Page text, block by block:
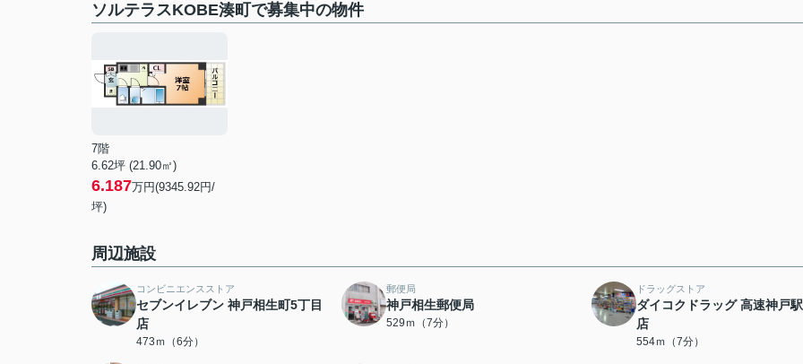
ソルテラスKOBE湊町で募集中の物件
7階
6.62坪 (21.90㎡)
6.187万円(9345.92円/
坪)
周辺施設
コンビニエンスストア
セブンイレブン 神戸相生町5丁目
店
473ｍ（6分）
郵便局
神戸相生郵便局
529ｍ（7分）
ドラッグストア
ダイコクドラッグ 高速神戸
店
554ｍ（7分）